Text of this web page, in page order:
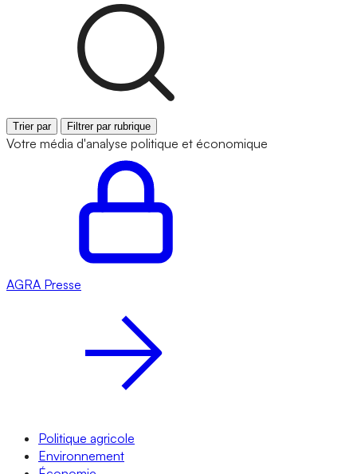
Trier par Filtrer par rubrique
Votre média d'analyse politique et économique
AGRA Presse
Politique agricole
Environnement